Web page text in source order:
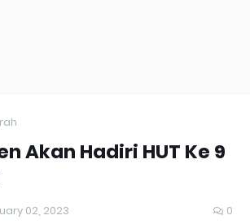
Akan Hadiri HUT Ke 9
02, 2023 0